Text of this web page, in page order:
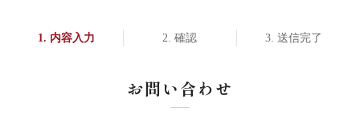
内容入力 確認 送信完了
お問い合わせ